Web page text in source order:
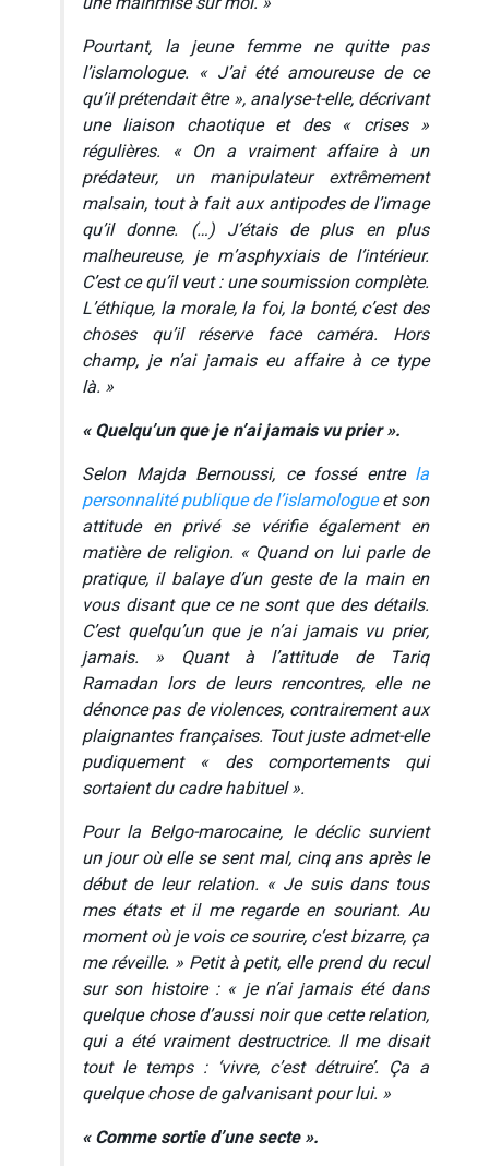
Pourtant, la jeune femme ne quitte pas
l’islamologue. « J’ai été amoureuse de ce
qu’il prétendait être », analyse-t-elle, décrivant
une liaison chaotique et des « crises »
régulières. « On a vraiment affaire à un
prédateur, un manipulateur extrêmement
malsain, tout à fait aux antipodes de l’image
qu’il donne. (…) J’étais de plus en plus
malheureuse, je m’asphyxiais de l’intérieur.
C’est ce qu’il veut : une soumission complète.
L’éthique, la morale, la foi, la bonté, c’est des
choses qu’il réserve face caméra. Hors
champ, je n’ai jamais eu affaire à ce type
là. »
« Quelqu’un que je n’ai jamais vu prier ».
Selon Majda Bernoussi, ce fossé entre la
personnalité publique de l’islamologueet son
attitude en privé se vérifie également en
matière de religion. « Quand on lui parle de
pratique, il balaye d’un geste de la main en
vous disant que ce ne sont que des détails.
C’est quelqu’un que je n’ai jamais vu prier,
jamais. » Quant à l’attitude de Tariq
Ramadan lors de leurs rencontres, elle ne
dénonce pas de violences, contrairement aux
plaignantes françaises. Tout juste admet-elle
pudiquement « des comportements qui
sortaient du cadre habituel ».
Pour la Belgo-marocaine, le déclic survient
un jour où elle se sent mal, cinq ans après le
début de leur relation. « Je suis dans tous
mes états et il me regarde en souriant. Au
moment où je vois ce sourire, c’est bizarre, ça
me réveille. » Petit à petit, elle prend du recul
sur son histoire : « je n’ai jamais été dans
quelque chose d’aussi noir que cette relation,
qui a été vraiment destructrice. Il me disait
tout le temps : ‘vivre, c’est détruire’. Ça a
quelque chose de galvanisant pour lui. »
« Comme sortie d’une secte ».